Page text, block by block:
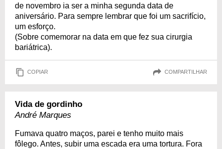
de novembro ia ser a minha segunda data de
aniversário. Para sempre lembrar que foi um sacrifício,
um esforço.
(Sobre comemorar na data em que fez sua cirurgia
bariátrica).
COPIAR COMPARTILHAR
Vida de gordinho
André Marques
Fumava quatro maços, parei e tenho muito mais
fôlego. Antes, subir uma escada era uma tortura. Fora